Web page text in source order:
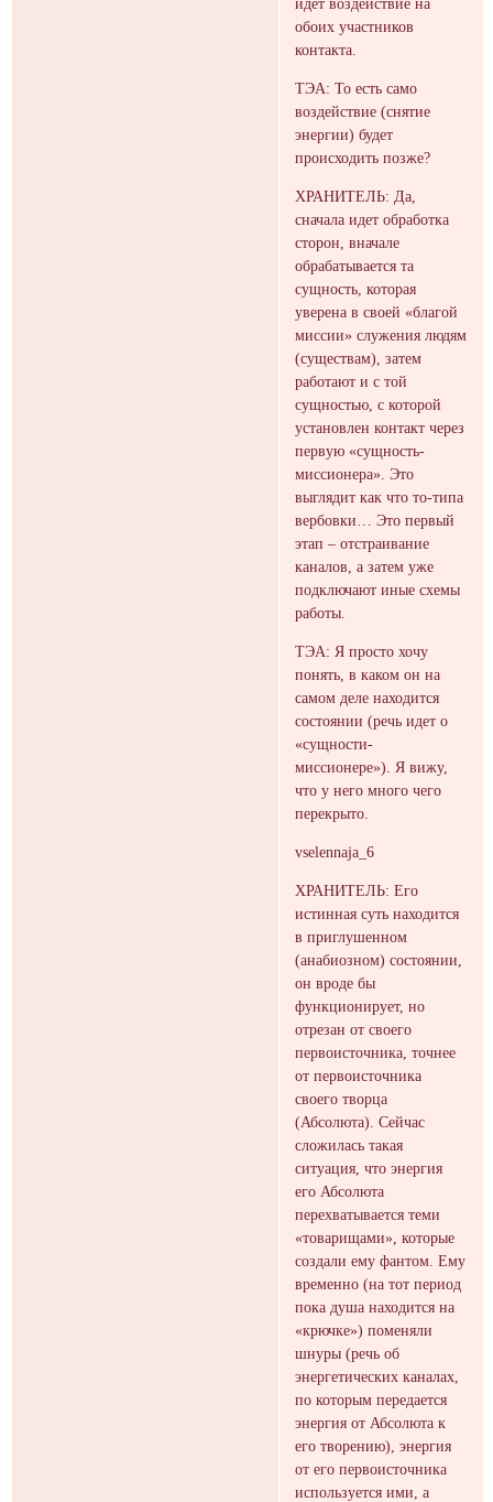
обоих участников
контакта.
ТЭА: То есть само
воздействие (снятие
энергии) будет
происходить позже?
ХРАНИТЕЛЬ: Да,
сначала идет обработка
сторон, вначале
обрабатывается та
сущность, которая
уверена в своей «благой
миссии» служения людям
(существам), затем
работают и с той
сущностью, с которой
установлен контакт через
первую «сущность-
миссионера». Это
выглядит как что то-типа
вербовки… Это первый
этап – отстраивание
каналов, а затем уже
подключают иные схемы
работы.
ТЭА: Я просто хочу
понять, в каком он на
самом деле находится
состоянии (речь идет о
«сущности-
миссионере»). Я вижу,
что у него много чего
перекрыто.
vselennaja_6
ХРАНИТЕЛЬ: Его
истинная суть находится
в приглушенном
(анабиозном) состоянии,
он вроде бы
функционирует, но
отрезан от своего
первоисточника, точнее
от первоисточника
своего творца
(Абсолюта). Сейчас
сложилась такая
ситуация, что энергия
его Абсолюта
перехватывается теми
«товарищами», которые
создали ему фантом. Ему
временно (на тот период
пока душа находится на
«крючке») поменяли
шнуры (речь об
энергетических каналах,
по которым передается
энергия от Абсолюта к
его творению), энергия
от его первоисточника
используется ими, а